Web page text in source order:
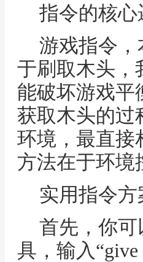
指令的核
游戏指令
于刷取木头，
能破坏游戏平
获取木头的过
环境，最直接
方法在于环境
实用指令
首先，你
具，输入